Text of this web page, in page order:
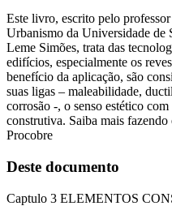
Este livro, escrito pelo
Urbanismo da Universidade de
Leme Simões, trata das
edifícios, especialmente os
benefício da aplicação, são
suas ligas – maleabilidade,
corrosão -, o senso estético
construtiva. Saiba mais
Procobre
Deste documento
Captulo 3 ELEMENTOS